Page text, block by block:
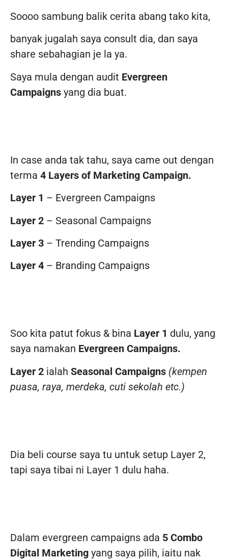
Soooo sambung balik cerita abang tako kita,
banyak jugalah saya consult dia, dan saya
share sebahagian je la ya.
Saya mula dengan audit Evergreen
Campaigns yang dia buat.
In case anda tak tahu, saya came out dengan
terma 4 Layers of Marketing Campaign.
Layer 1 – Evergreen Campaigns
Layer 2 – Seasonal Campaigns
Layer 3 – Trending Campaigns
Layer 4 – Branding Campaigns
Soo kita patut fokus & bina Layer 1 dulu, yang
saya namakan Evergreen Campaigns.
Layer 2 ialah Seasonal Campaigns (kempen
puasa, raya, merdeka, cuti sekolah etc.)
Dia beli course saya tu untuk setup Layer 2,
tapi saya tibai ni Layer 1 dulu haha.
Dalam evergreen campaigns ada 5 Combo
Digital Marketing yang saya pilih, iaitu nak